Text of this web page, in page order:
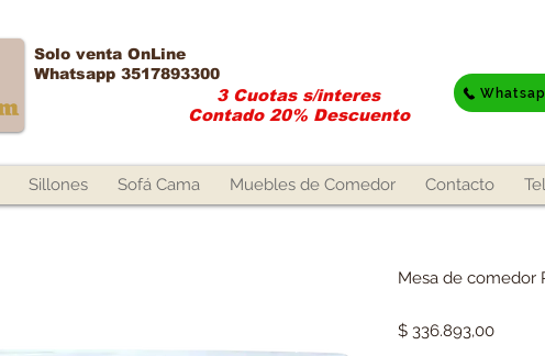
Solo venta OnLine​
Whatsapp 3517893300
3 Cuotas s/interes
Contado 20% Descuento
Sillones Sofá Cama Muebles de Comedor Contacto
Mesa de comedor
$ 336.893,00Precio